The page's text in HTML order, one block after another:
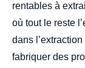
rentables à
où tout le reste
dans
fabriquer des